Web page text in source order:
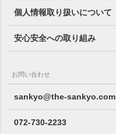
個人情報取り扱いについて
安心安全への取り組み
お問い合わせ
sankyo@the-sankyo.com
072-730-2233